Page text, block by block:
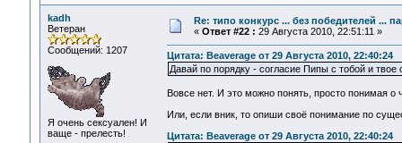
kadh
Ветеран
Сообщений: 1207
Я очень сексуален! И
ваще - прелесть!
Re: типо конкурс ... без победителей ...
« Ответ #22 : 29 Августа 2010, 22:51:11 »
Цитата: Beaverage от 29 Августа 2010, 22:40:24
Давай по порядку - согласие Пипы с тобой и
Вовсе нет. И это можно понять, просто понимая
Или, если вник, то опиши своё понимание по
Цитата: Beaverage от 29 Августа 2010, 22:40:24